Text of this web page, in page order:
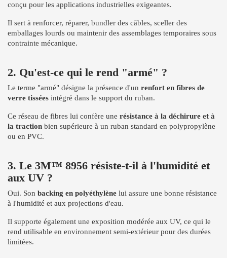
conçu pour les applications industrielles exigeantes.
Il sert à renforcer, réparer, bundler des câbles, sceller des
emballages lourds ou maintenir des assemblages temporaires sous
contrainte mécanique.
2. Qu'est-ce qui le rend "armé" ?
Le terme "armé" désigne la présence d'un renfort en fibres de
verre tissées intégré dans le support du ruban.
Ce réseau de fibres lui confère une résistance à la déchirure et à
la traction bien supérieure à un ruban standard en polypropylène
ou en PVC.
3. Le 3M™ 8956 résiste-t-il à l'humidité et
aux UV ?
Oui. Son backing en polyéthylène lui assure une bonne résistance
à l'humidité et aux projections d'eau.
Il supporte également une exposition modérée aux UV, ce qui le
rend utilisable en environnement semi-extérieur pour des durées
limitées.